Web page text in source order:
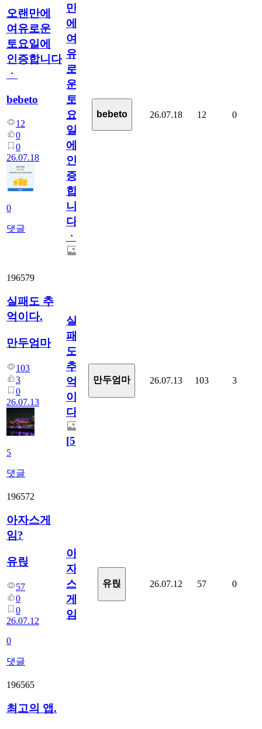
오랜만에
여유로운
토요일에
인증합니다
ㆍ
bebeto
12
0
0
26.07.18
0
댓글
만
에
여
유
로
운
토
요
일
에
인
증
합
니
다
ㆍ
bebeto 26.07.18 12 0
196579
실패도 추
억이다.
만두엄마
103
3
0
26.07.13
5
댓글
실
패
도
추
억
이
다.
[5]
만두엄마 26.07.13 103 3
196572
아자스게
임?
유릱
57
0
0
26.07.12
0
댓글
아
자
스
게
임?
유릱 26.07.12 57 0
196565
최고의 앱.